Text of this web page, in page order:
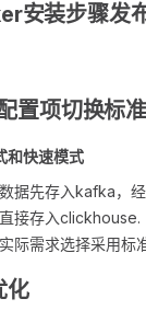
安装步骤发
项切换标
和快速模式
据先存入kafka，
接存入clickhouse.
际需求选择采用标
化